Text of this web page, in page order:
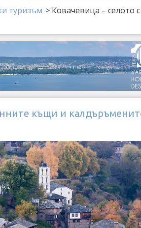
туризъм > Ковачевица – селото
къщи и